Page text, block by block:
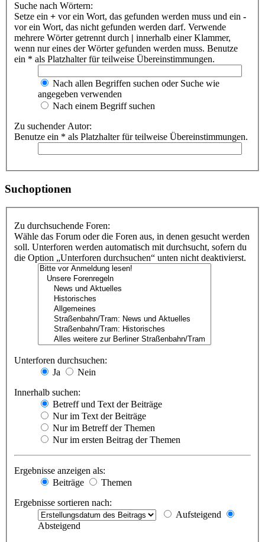
Suche nach Wörtern:
Setze ein + vor ein Wort, das gefunden werden muss und ein -
vor ein Wort, das nicht gefunden werden darf. Verwende
mehrere Wörter getrennt durch | innerhalb einer Klammer,
wenn nur eines der Wörter gefunden werden muss. Benutze
ein * als Platzhalter für teilweise Übereinstimmungen.
Nach allen Begriffen suchen oder Suche wie
angegeben verwenden
Nach einem Begriff suchen
Zu suchender Autor:
Benutze ein * als Platzhalter für teilweise Übereinstimmungen.
Suchoptionen
Zu durchsuchende Foren:
Wähle das Forum oder die Foren aus, in denen gesucht werden
soll. Unterforen werden automatisch mit durchsucht, sofern du
die Option „Unterforen durchsuchen“ unten nicht deaktivierst.
Unterforen durchsuchen:
Ja
Nein
Innerhalb suchen:
Betreff und Text der Beiträge
Nur im Text der Beiträge
Nur im Betreff der Themen
Nur im ersten Beitrag der Themen
Ergebnisse anzeigen als:
Beiträge
Themen
Ergebnisse sortieren nach:
Aufsteigend
Absteigend